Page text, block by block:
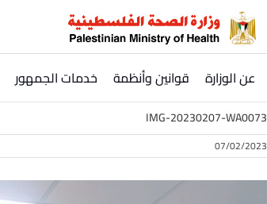
عن الوزارة قوانين وأنظمة خدمات الجمهور
IMG-20230207-WA0073
07/02/2023